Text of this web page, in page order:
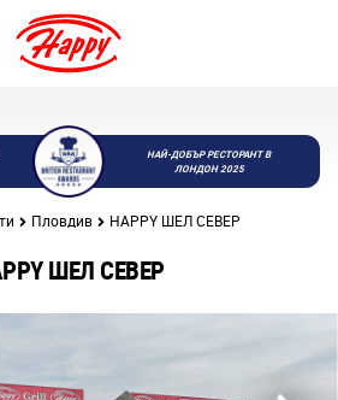
НАЙ-ДОБЪР РЕСТОРАНТ В
ЛОНДОН 2025
Пловдив HAPPY ШЕЛ СЕВЕР
ШЕЛ СЕВЕР